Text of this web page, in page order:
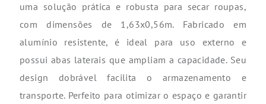
uma solução prática e robusta para secar roupas,
com dimensões de 1,63x0,56m. Fabricado em
alumínio resistente, é ideal para uso externo e
possui abas laterais que ampliam a capacidade. Seu
design dobrável facilita o armazenamento e
transporte. Perfeito para otimizar o espaço e garantir